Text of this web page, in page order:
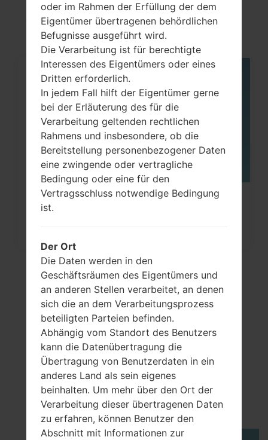
S7350(Samsung GT-
S7350) akaUltra S
Wie kann man die
Samsung...
VideoSamsung GT-
S7350Ultra S
oder im Rahmen der Erfüllung der dem
Eigentümer übertragenen behördlichen
Befugnisse ausgeführt wird.
Die Verarbeitung ist für berechtigte
Interessen des Eigentümers oder eines
Dritten erforderlich.
In jedem Fall hilft der Eigentümer gerne
bei der Erläuterung des für die
Verarbeitung geltenden rechtlichen
Rahmens und insbesondere, ob die
Bereitstellung personenbezogener Daten
eine zwingende oder vertragliche
Bedingung oder eine für den
Vertragsschluss notwendige Bedingung
ist.
Der Ort
Die Daten werden in den
Geschäftsräumen des Eigentümers und
an anderen Stellen verarbeitet, an denen
sich die an dem Verarbeitungsprozess
beteiligten Parteien befinden.
Abhängig vom Standort des Benutzers
kann die Datenübertragung die
Übertragung von Benutzerdaten in ein
anderes Land als sein eigenes
beinhalten. Um mehr über den Ort der
Verarbeitung dieser übertragenen Daten
zu erfahren, können Benutzer den
Abschnitt mit Informationen zur